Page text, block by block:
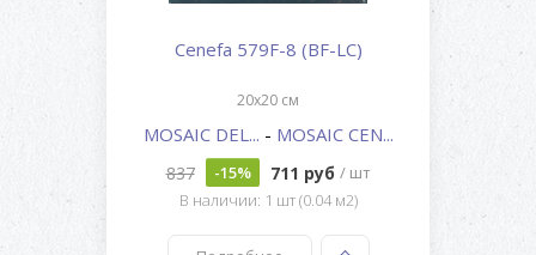
Cenefa 579F-8 (BF-LC)
20x20 см
MOSAIC DEL... - MOSAIC CEN...
837 -15% 711 руб / шт
В наличии: 1 шт (0.04 м2)